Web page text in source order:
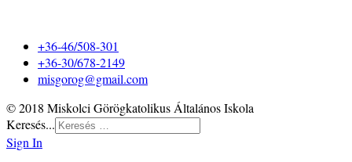
+36-46/508-301
+36-30/678-2149
misgorog@gmail.com
© 2018 Miskolci Görögkatolikus Általános Iskola
Keresés...
Sign In